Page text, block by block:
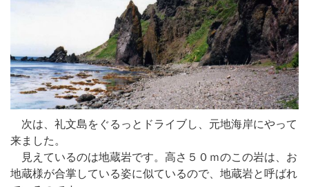
次は、礼文島をぐるっとドライブし、元地海岸にやって
来ました。
見えているのは地蔵岩です。高さ５０ｍのこの岩は、お
地蔵様が合掌している姿に似ているので、地蔵岩と呼ばれ